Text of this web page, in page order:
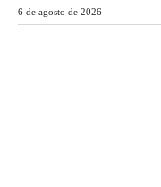
6 de agosto de 2026